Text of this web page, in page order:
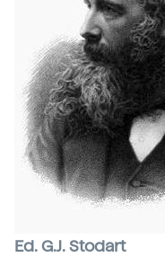
Ed. G.J. Stodart